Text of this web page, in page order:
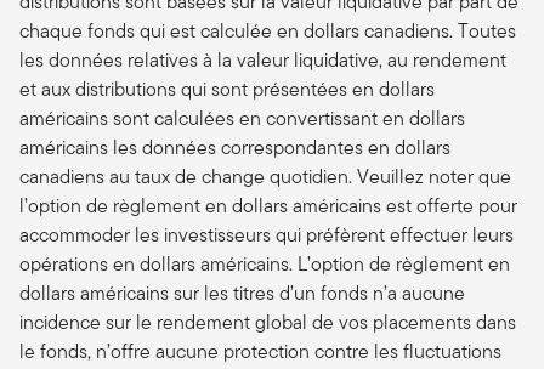
chaque fonds qui est calculée en dollars canadiens. Toutes
les données relatives à la valeur liquidative, au rendement
et aux distributions qui sont présentées en dollars
américains sont calculées en convertissant en dollars
américains les données correspondantes en dollars
canadiens au taux de change quotidien. Veuillez noter que
l’option de règlement en dollars américains est offerte pour
accommoder les investisseurs qui préfèrent effectuer leurs
opérations en dollars américains. L’option de règlement en
dollars américains sur les titres d’un fonds n’a aucune
incidence sur le rendement global de vos placements dans
le fonds, n’offre aucune protection contre les fluctuations